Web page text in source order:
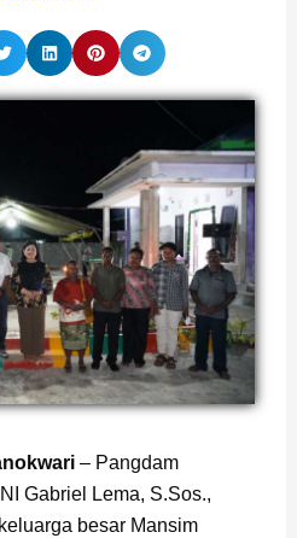
– Pangdam
Gabriel Lema, S.Sos.,
besar Mansim